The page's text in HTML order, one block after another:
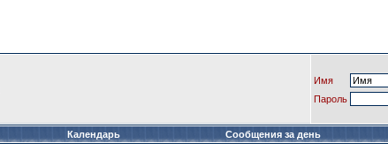
Имя
Пароль
Календарь Сообщения за день